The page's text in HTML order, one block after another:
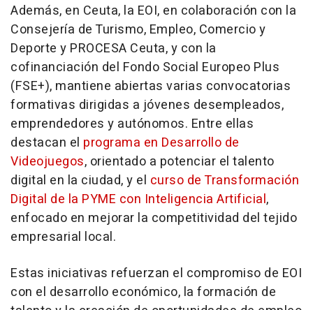
Además, en Ceuta, la EOI, en colaboración con la
Consejería de Turismo, Empleo, Comercio y
Deporte y PROCESA Ceuta, y con la
cofinanciación del Fondo Social Europeo Plus
(FSE+), mantiene abiertas varias convocatorias
formativas dirigidas a jóvenes desempleados,
emprendedores y autónomos. Entre ellas
destacan el programa en Desarrollo de
Videojuegos, orientado a potenciar el talento
digital en la ciudad, y el curso de Transformación
Digital de la PYME con Inteligencia Artificial,
enfocado en mejorar la competitividad del tejido
empresarial local.
Estas iniciativas refuerzan el compromiso de EOI
con el desarrollo económico, la formación de